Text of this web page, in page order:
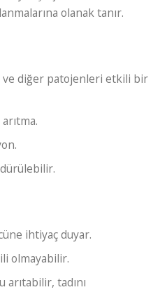
olanak tanır.
diğer patojenleri etkili bir
ihtiyaç duyar.
olmayabilir.
arıtabilir, tadını